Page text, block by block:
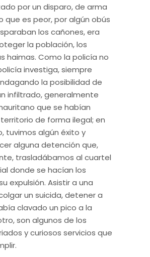
por un disparo, de arma
que es peor, por algún obús
los cañones, era
la población, los
haimas. Como la policía no
investiga, siempre
la posibilidad de
infiltrado, generalmente
que se habían
de forma ilegal; en
tuvimos algún éxito y
alguna detención que,
trasladábamos al cuartel
donde se hacían los
expulsión. Asistir a una
un suicida, detener a
clavado un pico a la
son algunos de los
y curiosos servicios que